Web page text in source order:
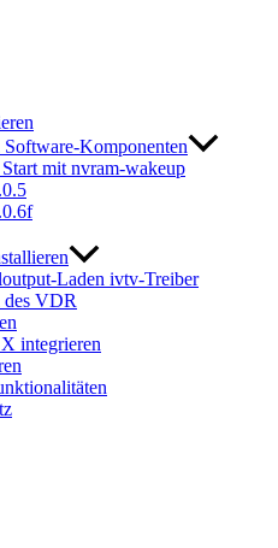
Komponenten
mit nvram-wakeup
Laden ivtv-Treiber
VDR
integrieren